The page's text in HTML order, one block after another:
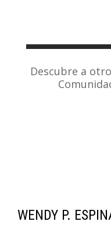
Descubre a
WENDY P.